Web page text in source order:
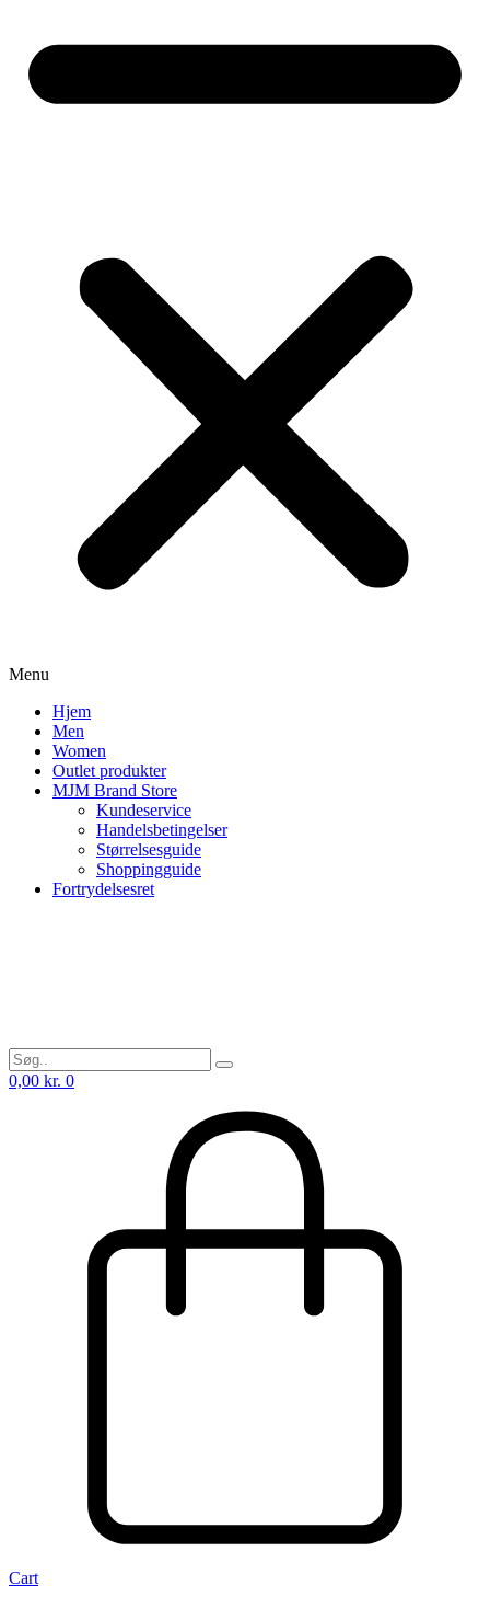
Menu
Hjem
Men
Women
Outlet produkter
MJM Brand Store
Kundeservice
Handelsbetingelser
Størrelsesguide
Shoppingguide
Fortrydelsesret
0,00 kr. 0
Cart